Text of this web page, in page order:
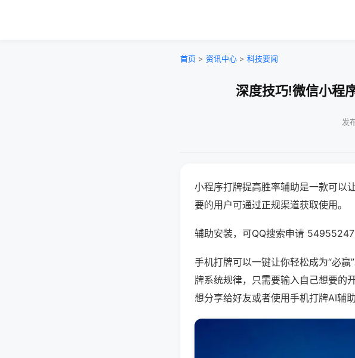
首页 > 资讯中心 > 科技要闻
深度技巧!微信小程
发
小程序打牌提高胜率辅助是一款可以
要的用户可通过正规渠道获取使用。
辅助安装，可QQ搜索申请
手机打牌可以一键让你轻松成为“必
牌系统规律，只需要输入自己想要的
想分享给好友或者使用手机打牌AI辅